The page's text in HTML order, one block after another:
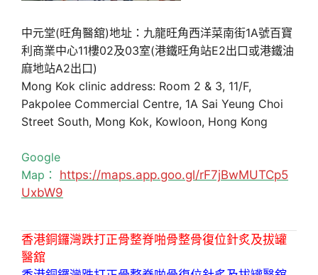
中元堂(旺角醫舘)地址：九龍旺角西洋菜南街1A號百寶
利商業中心11樓02及03室(港鐵旺角站E2出口或港鐵油
麻地站A2出口)
Mong Kok clinic address: Room 2 & 3, 11/F,
Pakpolee Commercial Centre, 1A Sai Yeung Choi
Street South, Mong Kok, Kowloon, Hong Kong
Google
Map： https://maps.app.goo.gl/rF7jBwMUTCp5
UxbW9
香港銅鑼灣跌打正骨整脊啪骨整骨復位針炙及拔罐
醫舘